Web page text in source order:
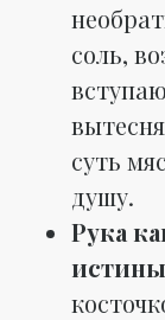
соль,
суть
душу.
Рука